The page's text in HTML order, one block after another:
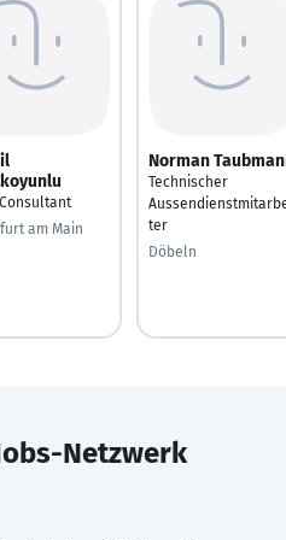
am Main
Norman
Technischer
ter
Döbeln
Netzwerk